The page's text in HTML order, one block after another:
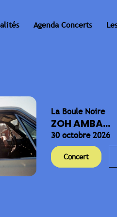
Agenda Concerts
La Boule Noire
ZOH AMBA...
30 octobre 2026
Concert